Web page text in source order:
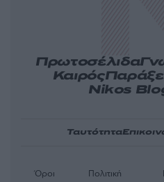
Πρωτοσέλιδα
Καιρός
Nikos
Ταυτότητα
Όροι
Πολιτική